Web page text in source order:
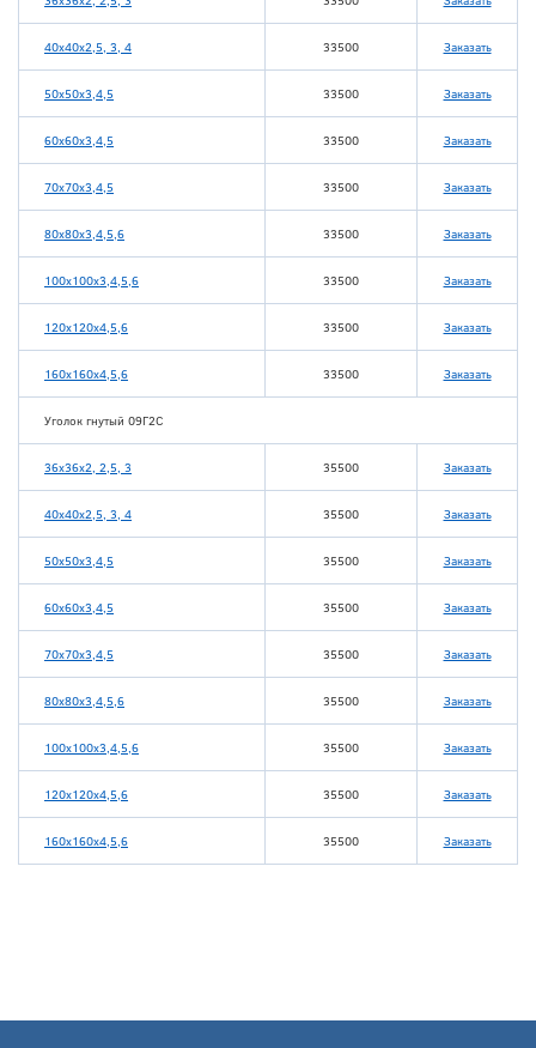
40х40х2,5, 3, 4 33500 Заказать
50х50х3,4,5 33500 Заказать
60х60х3,4,5 33500 Заказать
70х70х3,4,5 33500 Заказать
80х80х3,4,5,6 33500 Заказать
100х100х3,4,5,6 33500 Заказать
120х120х4,5,6 33500 Заказать
160х160х4,5,6 33500 Заказать
Уголок гнутый 09Г2С
36х36х2, 2,5, 3 35500 Заказать
40х40х2,5, 3, 4 35500 Заказать
50х50х3,4,5 35500 Заказать
60х60х3,4,5 35500 Заказать
70х70х3,4,5 35500 Заказать
80х80х3,4,5,6 35500 Заказать
100х100х3,4,5,6 35500 Заказать
120х120х4,5,6 35500 Заказать
160х160х4,5,6 35500 Заказать